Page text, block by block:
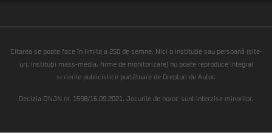
Citarea se poate face în limita a 250 de semne. Nici o instituţie sau persoană (site-
uri, instituţii mass-media, firme de monitorizare) nu poate reproduce integral
scrierile publicistice purtătoare de Drepturi de Autor.
Decizia ONJN nr. 1598/16.09.2021. Jocurile de noroc sunt interzise minorilor.